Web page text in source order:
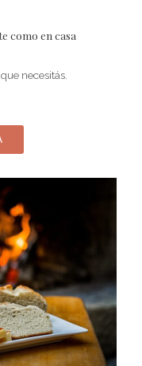
como en casa
necesitás.